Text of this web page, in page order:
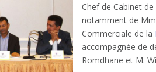
Chef de Cabinet de
notamment de
Commerciale de la
accompagnée de
Romdhane et M.